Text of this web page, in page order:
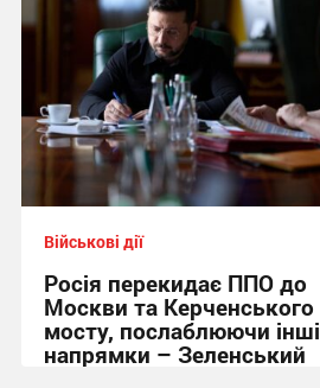
Військові дії
Росія перекидає ППО до
Москви та Керченського
мосту, послаблюючи інші
напрямки – Зеленський